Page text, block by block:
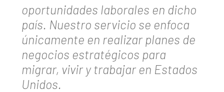
oportunidades laborales en dicho
país. Nuestro servicio se enfoca
únicamente en realizar planes de
negocios estratégicos para
migrar, vivir y trabajar en Estados
Unidos.